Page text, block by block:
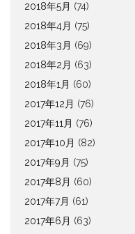
2018年5月 (74)
2018年4月 (75)
2018年3月 (69)
2018年2月 (63)
2018年1月 (60)
2017年12月 (76)
2017年11月 (76)
2017年10月 (82)
2017年9月 (75)
2017年8月 (60)
2017年7月 (61)
2017年6月 (63)